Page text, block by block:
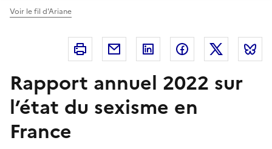
Voir le fil d'Ariane
Imprimer Courriel Linkedin FacebookTwitter
Rapport annuel 2022 sur
l’état du sexisme en
France